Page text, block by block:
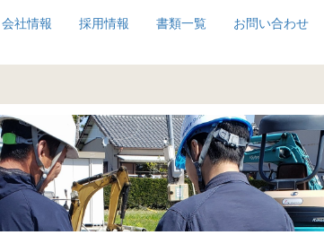
会社情報 採用情報 書類一覧 お問い合わせ